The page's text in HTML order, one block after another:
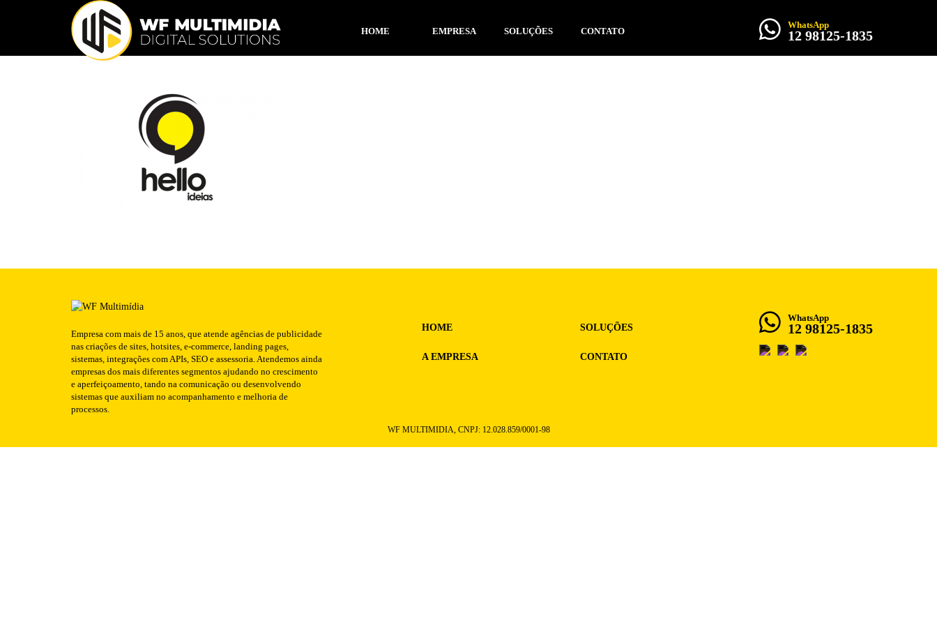
HOME EMPRESA SOLUÇÕES CONTATO
WhatsApp
12 98125-1835
Publicado em: 15/02/2014
Empresa com mais de 15 anos, que atende agências de publicidade
nas criações de sites, hotsites, e-commerce, landing pages,
sistemas, integrações com APIs, SEO e assessoria. Atendemos ainda
empresas dos mais diferentes segmentos ajudando no crescimento
e aperfeiçoamento, tando na comunicação ou desenvolvendo
sistemas que auxiliam no acompanhamento e melhoria de
processos.
HOME
A EMPRESA
SOLUÇÕES
CONTATO
WhatsApp
12 98125-1835
WF MULTIMIDIA, CNPJ: 12.028.859/0001-98